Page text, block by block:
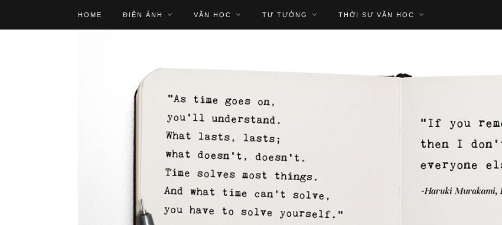
HOME ĐIỆN ẢNH VĂN HỌC TƯ TƯỞNG THỜI SỰ VĂN HỌC